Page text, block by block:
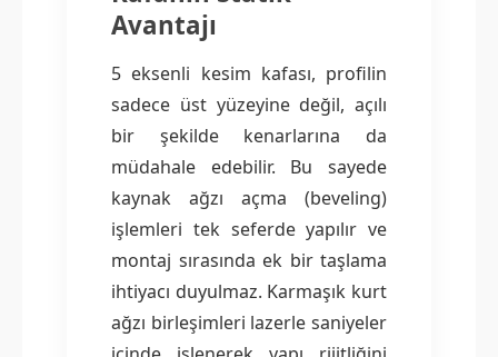
Avantajı
5 eksenli kesim kafası, profilin
sadece üst yüzeyine değil, açılı
bir şekilde kenarlarına da
müdahale edebilir. Bu sayede
kaynak ağzı açma (beveling)
işlemleri tek seferde yapılır ve
montaj sırasında ek bir taşlama
ihtiyacı duyulmaz. Karmaşık kurt
ağzı birleşimleri lazerle saniyeler